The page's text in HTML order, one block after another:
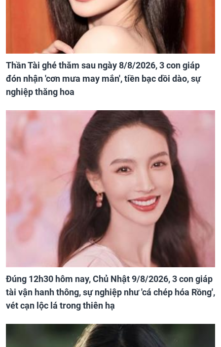
Thần Tài ghé thăm sau ngày 8/8/2026, 3 con giáp
đón nhận 'cơn mưa may mắn', tiền bạc dồi dào, sự
nghiệp thăng hoa
Đúng 12h30 hôm nay, Chủ Nhật 9/8/2026, 3 con giáp
tài vận hanh thông, sự nghiệp như 'cá chép hóa Rồng',
vét cạn lộc lá trong thiên hạ